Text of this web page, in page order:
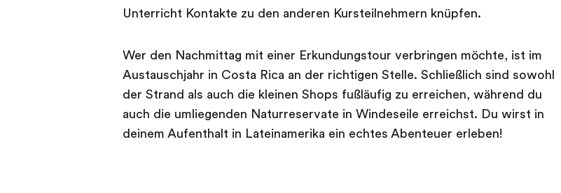
Unterricht Kontakte zu den anderen Kursteilnehmern knüpfen.
Wer den Nachmittag mit einer Erkundungstour verbringen möchte, ist im
Austauschjahr in Costa Rica an der richtigen Stelle. Schließlich sind sowohl
der Strand als auch die kleinen Shops fußläufig zu erreichen, während du
auch die umliegenden Naturreservate in Windeseile erreichst. Du wirst in
deinem Aufenthalt in Lateinamerika ein echtes Abenteuer erleben!